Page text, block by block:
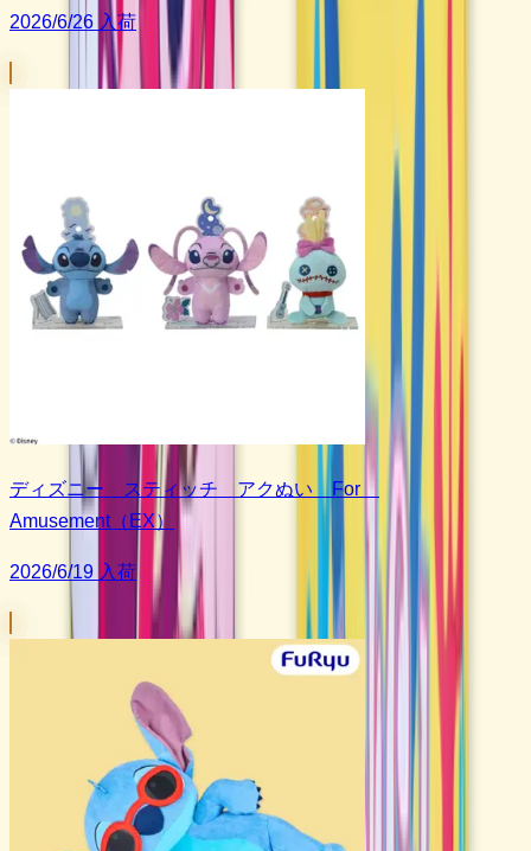
2026/6/26 入荷
ディズニー スティッチ アクぬい For
Amusement（EX）
2026/6/19 入荷